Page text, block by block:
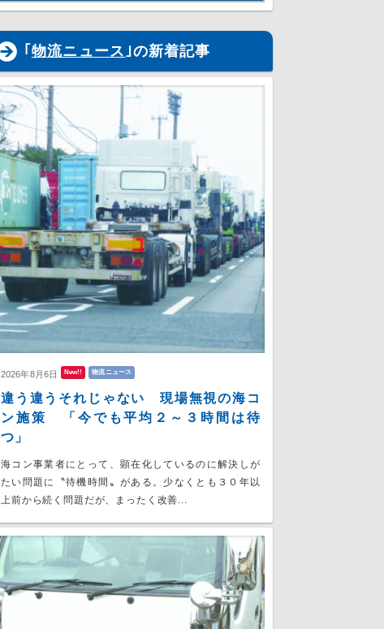
｢ 物流ニュース ｣の新着記事
2026年8月6日 New!! 物流ニュース
違う違うそれじゃない 現場無視の海コ
ン施策 「今でも平均２～３時間は待
つ」
海コン事業者にとって、顕在化しているのに解決しが
たい問題に〝待機時間〟がある。少なくとも３０年以
上前から続く問題だが、まったく改善...